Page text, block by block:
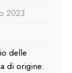
2023
delle
di origine: